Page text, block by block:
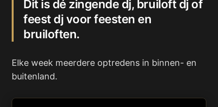
Dit is dé zingende dj, bruiloft dj of
feest dj voor feesten en
bruiloften.
Elke week meerdere optredens in binnen- en
buitenland.